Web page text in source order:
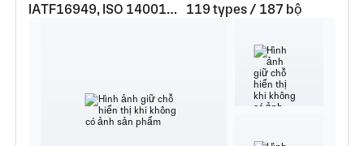
IATF16949, ISO 14001, ISO 45001 119 types / 187 bộ